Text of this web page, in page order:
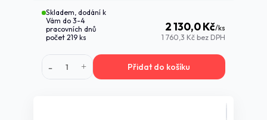
2 130,0 Kč/ks
1 760,3 Kč bez DPH
Skladem, dodání k
Vám do 3-4
pracovních dnů
počet 219 ks
Přidat do košíku